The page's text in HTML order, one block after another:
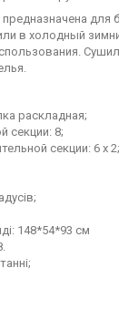
предназначена
в холодный
раскладная;
секции: 8;
секции: 6 х 2;
148*54*93 см